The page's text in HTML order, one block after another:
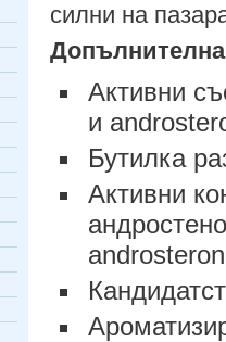
силни на
Активни
и
Бутилка
Активни